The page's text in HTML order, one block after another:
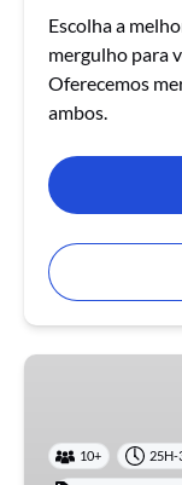
Açores
Escolha a
mergulho para
Oferecemos
ambos.
Open
10+ 25H-